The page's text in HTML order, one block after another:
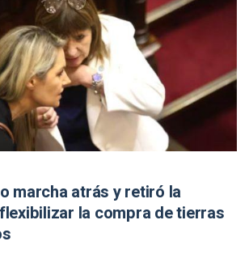
marcha atrás y retiró la
la compra de tierras